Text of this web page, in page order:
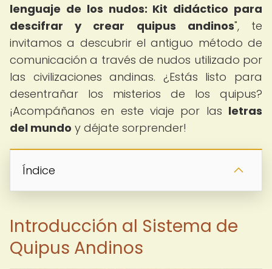
lenguaje de los nudos: Kit didáctico para
descifrar y crear quipus andinos", te
invitamos a descubrir el antiguo método de
comunicación a través de nudos utilizado por
las civilizaciones andinas. ¿Estás listo para
desentrañar los misterios de los quipus?
¡Acompáñanos en este viaje por las letras
del mundo y déjate sorprender!
Índice
Introducción al Sistema de
Quipus Andinos